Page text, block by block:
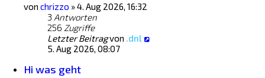
von chrizzo »4. Aug 2026, 16:32
3 Antworten
256 Zugriffe
Letzter Beitragvon .dnl
5. Aug 2026, 08:07
Hi was geht